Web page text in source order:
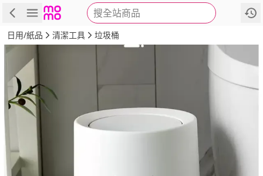
搜全站商品
商品 評價 詳情
日用/紙品 清潔工具 垃圾桶